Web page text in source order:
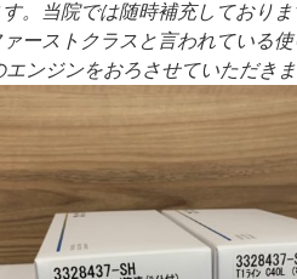
。当院では随時補充しており
ーストクラスと言われている
エンジンをおろさせていただきま